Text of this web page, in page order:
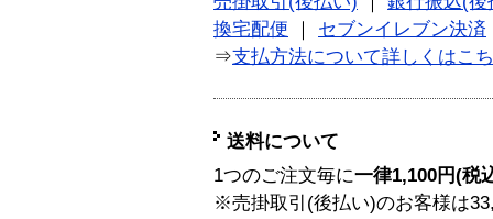
換宅配便
セブンイレブン決済
⇒支払方法について詳しくはこ
送料について
1つのご注文毎に一律1,100円(税
※売掛取引(後払い)のお客様は